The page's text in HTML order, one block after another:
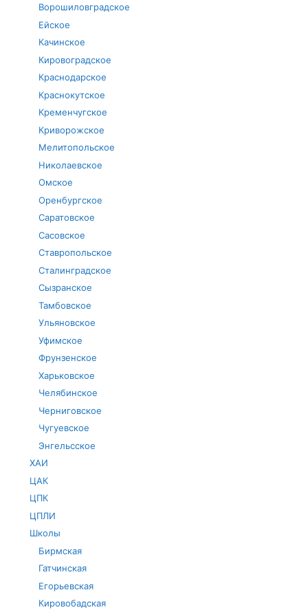
Ворошиловградское
Ейское
Качинское
Кировоградское
Краснодарское
Краснокутское
Кременчугское
Криворожское
Мелитопольское
Николаевское
Омское
Оренбургское
Саратовское
Сасовское
Ставропольское
Сталинградское
Сызранское
Тамбовское
Ульяновское
Уфимское
Фрунзенское
Харьковское
Челябинское
Черниговское
Чугуевское
Энгельсское
ХАИ
ЦАК
ЦПК
ЦПЛИ
Школы
Бирмская
Гатчинская
Егорьевская
Кировобадская